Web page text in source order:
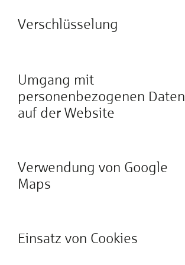
Verschlüsselung
Umgang mit
personenbezogenen Daten
auf der Website
Verwendung von Google
Maps
Einsatz von Cookies